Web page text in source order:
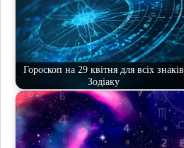
Гороскоп на 29 квітня для всіх знаків
Зодіаку